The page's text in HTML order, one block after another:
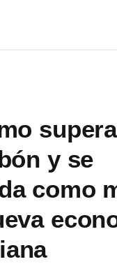
y se
como